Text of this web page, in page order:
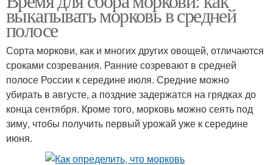
выкапывать морковь в средней
полосе
Сорта моркови, как и многих других овощей, отличаются
сроками созревания. Ранние созревают в средней
полосе России к середине июля. Средние можно
убирать в августе, а поздние задержатся на грядках до
конца сентября. Кроме того, морковь можно сеять под
зиму, чтобы получить первый урожай уже к середине
июня.